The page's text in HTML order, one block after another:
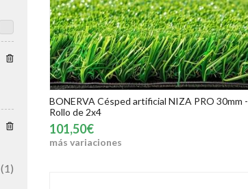
BONERVA Césped artificial NIZA PRO 30mm -
Rollo de 2x4
101,50€
más variaciones
(1)